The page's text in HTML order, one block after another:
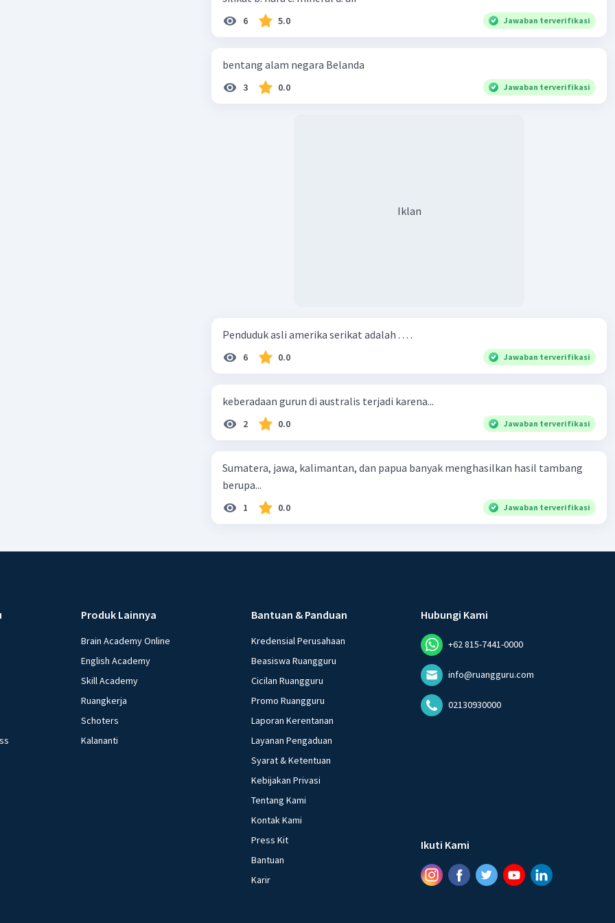
Beri Rating
6 5.0 Jawaban terverifikasi
bentang alam negara Belanda
3 0.0 Jawaban terverifikasi
Iklan
Penduduk asli amerika serikat adalah . . . .
6 0.0 Jawaban terverifikasi
keberadaan gurun di australis terjadi karena...
2 0.0 Jawaban terverifikasi
Sumatera, jawa, kalimantan, dan papua banyak menghasilkan hasil tambang
berupa...
1 0.0 Jawaban terverifikasi
Produk Lainnya
Brain Academy Online
English Academy
Skill Academy
Ruangkerja
Schoters
Kalananti
Bantuan & Panduan
Kredensial Perusahaan
Beasiswa Ruangguru
Cicilan Ruangguru
Promo Ruangguru
Laporan Kerentanan
Layanan Pengaduan
Syarat & Ketentuan
Kebijakan Privasi
Tentang Kami
Kontak Kami
Press Kit
Bantuan
Karir
Hubungi Kami
+62 815-7441-0000
info@ruangguru.com
02130930000
Ikuti Kami